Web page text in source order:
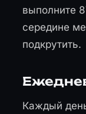
выполните
середине
подкрутить.
Каждый